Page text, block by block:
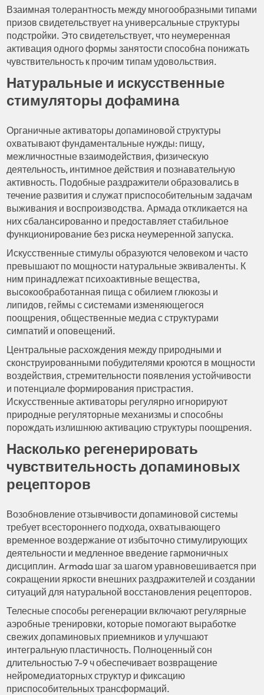
Взаимная толерантность между многообразными типами
призов свидетельствует на универсальные структуры
подстройки. Это свидетельствует, что неумеренная
активация одного формы занятости способна понижать
чувствительность к прочим типам удовольствия.
Натуральные и искусственные
стимуляторы дофамина
Органичные активаторы допаминовой структуры
охватывают фундаментальные нужды: пищу,
межличностные взаимодействия, физическую
деятельность, интимное действия и познавательную
активность. Подобные раздражители образовались в
течение развития и служат приспособительным задачам
выживания и воспроизводства. Армада откликается на
них сбалансированно и предоставляет стабильное
функционирование без риска неумеренной запуска.
Искусственные стимулы образуются человеком и часто
превышают по мощности натуральные эквиваленты. К
ним принадлежат психоактивные вещества,
высокообработанная пища с обилием глюкозы и
липидов, геймы с системами изменяющегося
поощрения, общественные медиа с структурами
симпатий и оповещений.
Центральные расхождения между природными и
сконструированными побудителями кроются в мощности
воздействия, стремительности появления устойчивости
и потенциале формирования пристрастия.
Искусственные активаторы регулярно игнорируют
природные регуляторные механизмы и способны
порождать излишнюю активацию структуры поощрения.
Насколько регенерировать
чувствительность допаминовых
рецепторов
Возобновление отзывчивости допаминовой системы
требует всестороннего подхода, охватывающего
временное воздержание от избыточно стимулирующих
деятельности и медленное введение гармоничных
дисциплин. Armada шаг за шагом уравновешивается при
сокращении яркости внешних раздражителей и создании
ситуаций для натуральной восстановления рецепторов.
Телесные способы регенерации включают регулярные
аэробные тренировки, которые помогают выработке
свежих допаминовых приемников и улучшают
интегральную пластичность. Полноценный сон
длительностью 7-9 ч обеспечивает возвращение
нейромедиаторных структур и фиксацию
приспособительных трансформаций.